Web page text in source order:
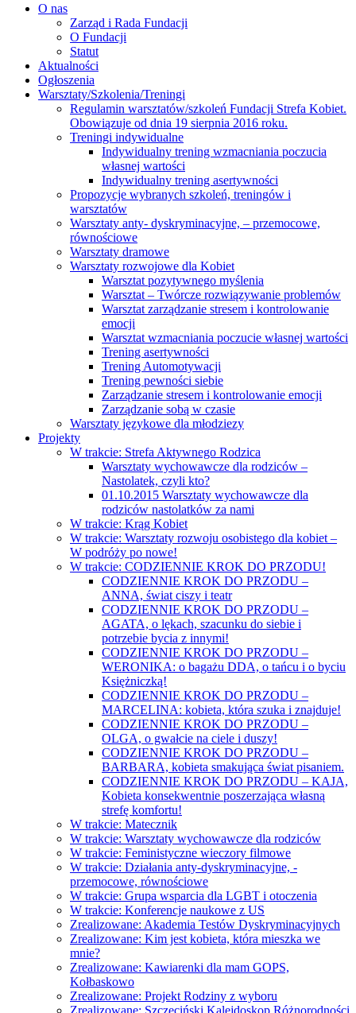
O nas
Zarząd i Rada Fundacji
O Fundacji
Statut
Aktualności
Ogłoszenia
Warsztaty/Szkolenia/Treningi
Regulamin warsztatów/szkoleń Fundacji Strefa Kobiet.
Obowiązuje od dnia 19 sierpnia 2016 roku.
Treningi indywidualne
Indywidualny trening wzmacniania poczucia
własnej wartości
Indywidualny trening asertywności
Propozycje wybranych szkoleń, treningów i
warsztatów
Warsztaty anty- dyskryminacyjne, – przemocowe,
równościowe
Warsztaty dramowe
Warsztaty rozwojowe dla Kobiet
Warsztat pozytywnego myślenia
Warsztat – Twórcze rozwiązywanie problemów
Warsztat zarządzanie stresem i kontrolowanie
emocji
Warsztat wzmacniania poczucie własnej wartości
Trening asertywności
Trening Automotywacji
Trening pewności siebie
Zarządzanie stresem i kontrolowanie emocji
Zarządzanie sobą w czasie
Warsztaty językowe dla młodziezy
Projekty
W trakcie: Strefa Aktywnego Rodzica
Warsztaty wychowawcze dla rodziców –
Nastolatek, czyli kto?
01.10.2015 Warsztaty wychowawcze dla
rodziców nastolatków za nami
W trakcie: Krąg Kobiet
W trakcie: Warsztaty rozwoju osobistego dla kobiet –
W podróży po nowe!
W trakcie: CODZIENNIE KROK DO PRZODU!
CODZIENNIE KROK DO PRZODU –
ANNA, świat ciszy i teatr
CODZIENNIE KROK DO PRZODU –
AGATA, o lękach, szacunku do siebie i
potrzebie bycia z innymi!
CODZIENNIE KROK DO PRZODU –
WERONIKA: o bagażu DDA, o tańcu i o byciu
Księżniczką!
CODZIENNIE KROK DO PRZODU –
MARCELINA: kobieta, która szuka i znajduje!
CODZIENNIE KROK DO PRZODU –
OLGA, o gwałcie na ciele i duszy!
CODZIENNIE KROK DO PRZODU –
BARBARA, kobieta smakująca świat pisaniem.
CODZIENNIE KROK DO PRZODU – KAJA,
Kobieta konsekwentnie poszerzająca własną
strefę komfortu!
W trakcie: Matecznik
W trakcie: Warsztaty wychowawcze dla rodziców
W trakcie: Feministyczne wieczory filmowe
W trakcie: Działania anty-dyskryminacyjne, -
przemocowe, równościowe
W trakcie: Grupa wsparcia dla LGBT i otoczenia
W trakcie: Konferencje naukowe z US
Zrealizowane: Akademia Testów Dyskryminacyjnych
Zrealizowane: Kim jest kobieta, która mieszka we
mnie?
Zrealizowane: Kawiarenki dla mam GOPS,
Kołbaskowo
Zrealizowane: Projekt Rodziny z wyboru
Zrealizowane: Szczeciński Kalejdoskop Różnorodności